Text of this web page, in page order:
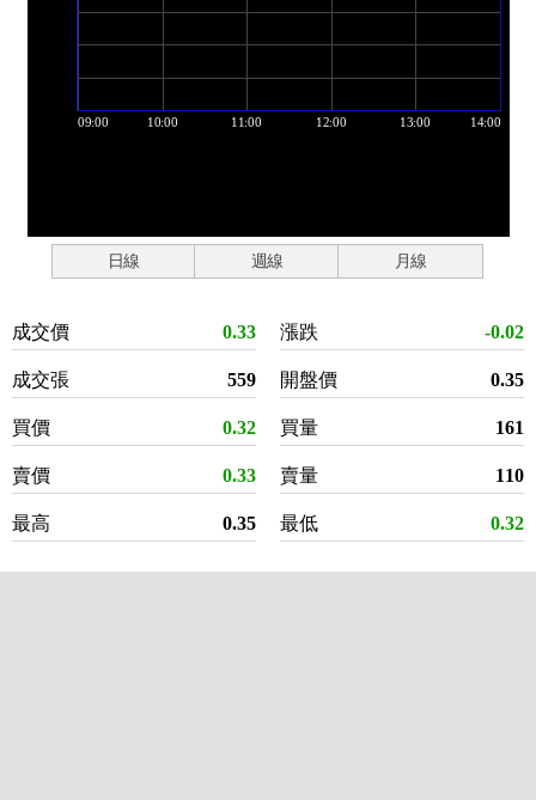
日線 週線 月線
成交價 0.33
成交張 559
買價 0.32
賣價 0.33
最高 0.35
漲跌 -0.02
開盤價 0.35
買量 161
賣量 110
最低 0.32